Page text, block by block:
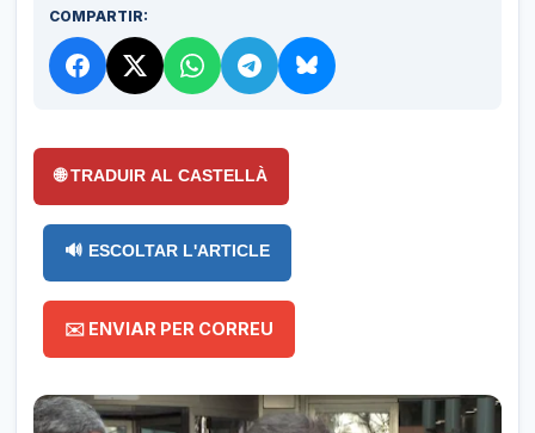
COMPARTIR:
🌐 TRADUIR AL CASTELLÀ
🔊 ESCOLTAR L'ARTICLE
✉️ ENVIAR PER CORREU